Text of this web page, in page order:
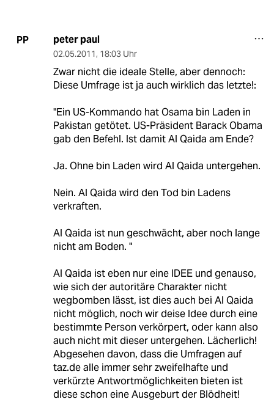
PP peter paul
02.05.2011, 18:03 Uhr
Zwar nicht die ideale Stelle, aber dennoch:
Diese Umfrage ist ja auch wirklich das letzte!:
"Ein US-Kommando hat Osama bin Laden in
Pakistan getötet. US-Präsident Barack Obama
gab den Befehl. Ist damit Al Qaida am Ende?
Ja. Ohne bin Laden wird Al Qaida untergehen.
Nein. Al Qaida wird den Tod bin Ladens
verkraften.
Al Qaida ist nun geschwächt, aber noch lange
nicht am Boden. "
Al Qaida ist eben nur eine IDEE und genauso,
wie sich der autoritäre Charakter nicht
wegbomben lässt, ist dies auch bei Al Qaida
nicht möglich, noch wir deise Idee durch eine
bestimmte Person verkörpert, oder kann also
auch nicht mit dieser untergehen. Lächerlich!
Abgesehen davon, dass die Umfragen auf
taz.de alle immer sehr zweifelhafte und
verkürzte Antwortmöglichkeiten bieten ist
diese schon eine Ausgeburt der Blödheit!